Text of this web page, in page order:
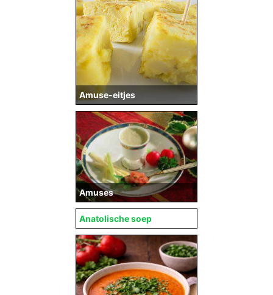
Amuse-eitjes
Amuses
Anatolische soep